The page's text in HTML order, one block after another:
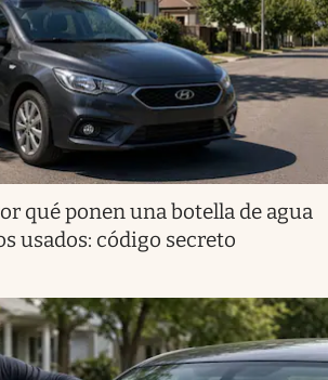
qué ponen una botella de agua
usados: código secreto